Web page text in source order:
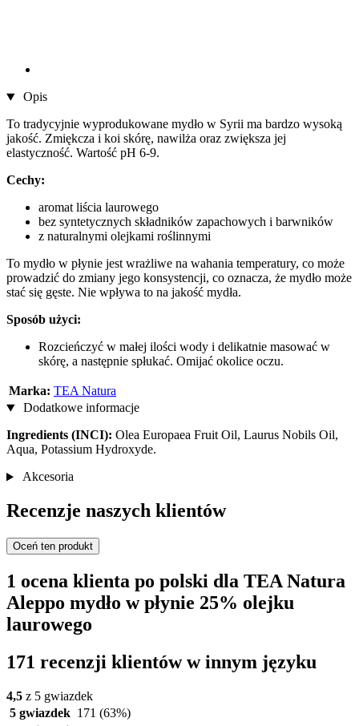
Opis
To tradycyjnie wyprodukowane mydło w Syrii ma bardzo wysoką
jakość. Zmiękcza i koi skórę, nawilża oraz zwiększa jej
elastyczność. Wartość pH 6-9.
Cechy:
aromat liścia laurowego
bez syntetycznych składników zapachowych i barwników
z naturalnymi olejkami roślinnymi
To mydło w płynie jest wrażliwe na wahania temperatury, co może
prowadzić do zmiany jego konsystencji, co oznacza, że mydło może
stać się gęste. Nie wpływa to na jakość mydła.
Sposób użyci:
Rozcieńczyć w małej ilości wody i delikatnie masować w
skórę, a następnie spłukać. Omijać okolice oczu.
Marka: TEA Natura
Dodatkowe informacje
Ingredients (INCI): Olea Europaea Fruit Oil, Laurus Nobils Oil,
Aqua, Potassium Hydroxyde.
Akcesoria
Recenzje naszych klientów
Oceń ten produkt
1 ocena klienta po polski dla TEA Natura
Aleppo mydło w płynie 25% olejku
laurowego
171 recenzji klientów w innym języku
4,5 z 5 gwiazdek
5 gwiazdek 171 (63%)